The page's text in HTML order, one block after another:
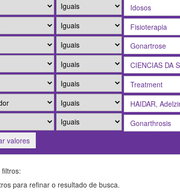
valores
para refinar o resultado de busca.